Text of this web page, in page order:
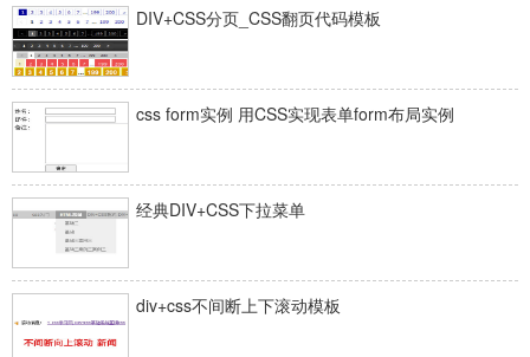
DIV+CSS分页_CSS翻页代码模板
css form实例 用CSS实现表单form布局实例
经典DIV+CSS下拉菜单
div+css不间断上下滚动模板